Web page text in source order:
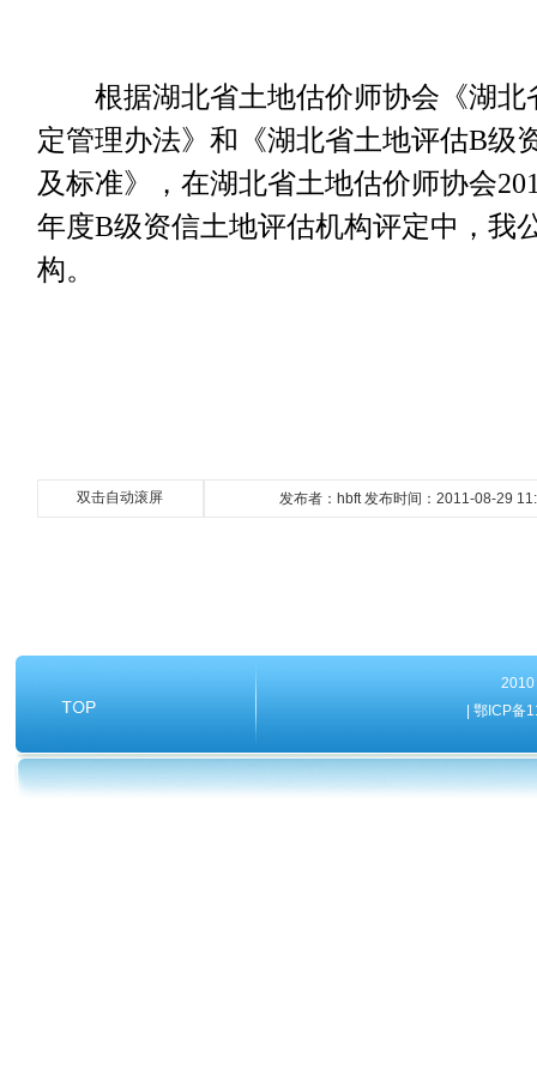
根据湖北省土地估价师协会《湖
定管理办法》和《湖北省土地评估B级
及标准》
，在湖北省土地估价师协会
年度B级资信土地评估机构评定中，我
构。
双击自动滚屏 发布者：hbft 发布时间：2011-08-29
2010
| 鄂ICP